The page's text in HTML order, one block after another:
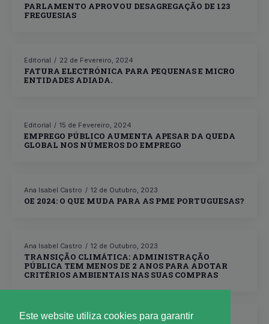
PARLAMENTO APROVOU DESAGREGAÇÃO DE 123
FREGUESIAS
FATURA ELECTRÓNICA PARA PEQUENAS E MICRO
ENTIDADES ADIADA.
Editorial 22 de Fevereiro, 2024
EMPREGO PÚBLICO AUMENTA APESAR DA QUEDA
GLOBAL NOS NÚMEROS DO EMPREGO
Editorial 15 de Fevereiro, 2024
OE 2024: O QUE MUDA PARA AS PME PORTUGUESAS?
Ana Isabel Castro 12 de Outubro, 2023
TRANSIÇÃO CLIMÁTICA: ADMINISTRAÇÃO
PÚBLICA TEM MENOS DE 2 ANOS PARA ADOTAR
CRITÉRIOS AMBIENTAIS NAS SUAS COMPRAS
Ana Isabel Castro 12 de Outubro, 2023
Ana Isabel Castro 12 de Outubro, 2023
Este website utiliza cookies para garantir